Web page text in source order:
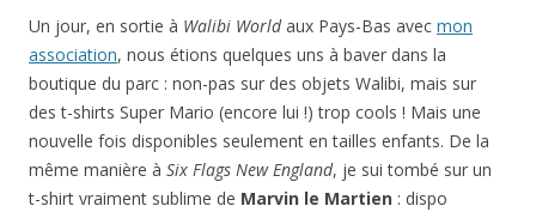
Un jour, en sortie à Walibi Worldaux Pays-Bas avec mon
association, nous étions quelques uns à baver dans la
boutique du parc : non-pas sur des objets Walibi, mais sur
des t-shirts Super Mario (encore lui !) trop cools ! Mais une
nouvelle fois disponibles seulement en tailles enfants. De la
même manière à Six Flags New England, je sui tombé sur un
t-shirt vraiment sublime de Marvin le Martien : dispo